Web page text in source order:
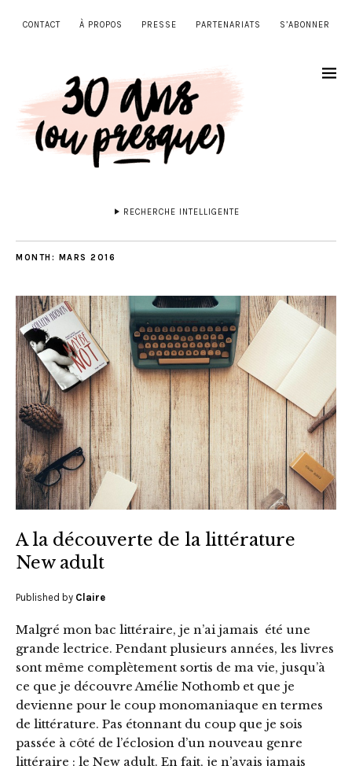
CONTACT À PROPOS PRESSE PARTENARIATS S’ABONNER
RECHERCHE INTELLIGENTE
MONTH: MARS 2016
A la découverte de la littérature
New adult
Published by Claire
Malgré mon bac littéraire, je n’ai jamais été une
grande lectrice. Pendant plusieurs années, les livres
sont même complètement sortis de ma vie, jusqu’à
ce que je découvre Amélie Nothomb et que je
devienne pour le coup monomaniaque en termes
de littérature. Pas étonnant du coup que je sois
passée à côté de l’éclosion d’un nouveau genre
littéraire : le New adult. En fait, je n’avais jamais